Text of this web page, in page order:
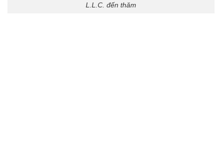
L.L.C. đến thăm